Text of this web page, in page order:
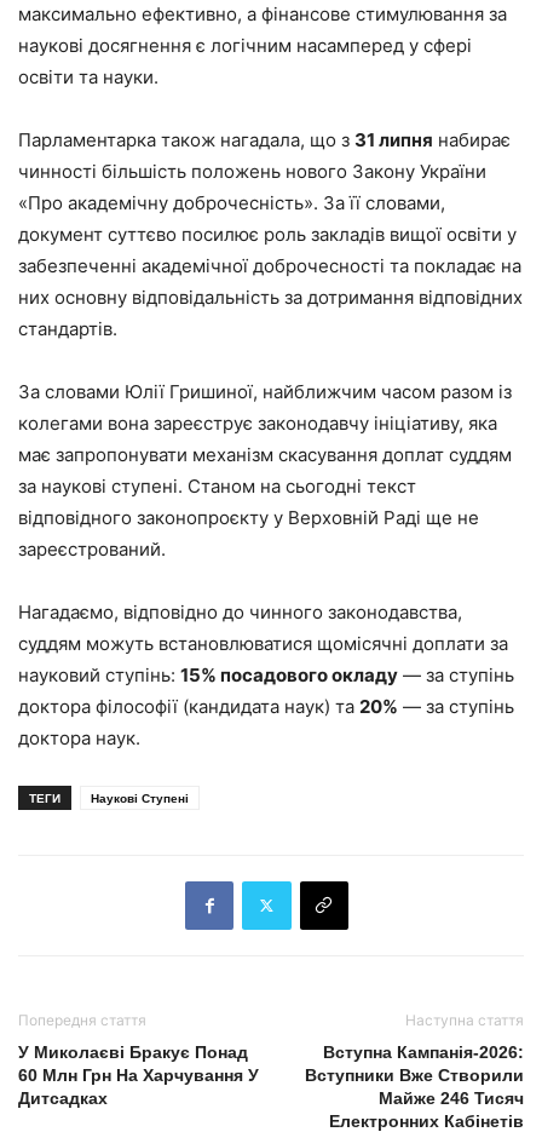
максимально ефективно, а фінансове стимулювання за
наукові досягнення є логічним насамперед у сфері
освіти та науки.
Парламентарка також нагадала, що з 31 липня набирає
чинності більшість положень нового Закону України
«Про академічну доброчесність». За її словами,
документ суттєво посилює роль закладів вищої освіти у
забезпеченні академічної доброчесності та покладає на
них основну відповідальність за дотримання відповідних
стандартів.
За словами Юлії Гришиної, найближчим часом разом із
колегами вона зареєструє законодавчу ініціативу, яка
має запропонувати механізм скасування доплат суддям
за наукові ступені. Станом на сьогодні текст
відповідного законопроєкту у Верховній Раді ще не
зареєстрований.
Нагадаємо, відповідно до чинного законодавства,
суддям можуть встановлюватися щомісячні доплати за
науковий ступінь: 15% посадового окладу — за ступінь
доктора філософії (кандидата наук) та 20% — за ступінь
доктора наук.
ТЕГИ Наукові Ступені
Попередня стаття
У Миколаєві Бракує Понад
60 Млн Грн На Харчування У
Дитсадках
Наступна стаття
Вступна Кампанія-2026:
Вступники Вже Створили
Майже 246 Тисяч
Електронних Кабінетів